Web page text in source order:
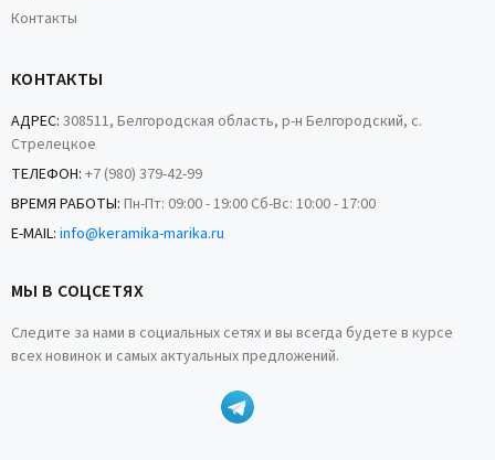
Контакты
КОНТАКТЫ
АДРЕС: 308511, Белгородская область, р-н Белгородский, с.
Стрелецкое
ТЕЛЕФОН: +7 (980) 379-42-99
ВРЕМЯ РАБОТЫ: Пн-Пт: 09:00 - 19:00 Сб-Вс: 10:00 - 17:00
E-MAIL: info@keramika-marika.ru
МЫ В СОЦСЕТЯХ
Следите за нами в социальных сетях и вы всегда будете в курсе
всех новинок и самых актуальных предложений.